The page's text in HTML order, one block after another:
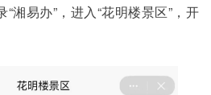
湘易办”，进入“花明楼景区”，开